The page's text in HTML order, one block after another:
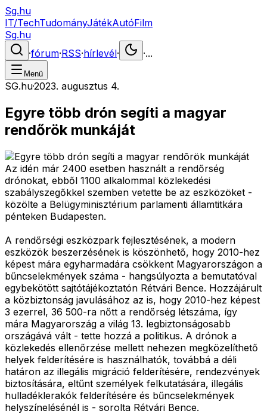
Sg.hu
IT/TechTudományJátékAutóFilm
Sg.hu
·fórum·RSS·hírlevél· ·...
Menü
SG.hu·2023. augusztus 4.
Egyre több drón segíti a magyar
rendőrök munkáját
Az idén már 2400 esetben használt a rendőrség
drónokat, ebből 1100 alkalommal közlekedési
szabályszegőkkel szemben vetette be az eszközöket -
közölte a Belügyminisztérium parlamenti államtitkára
pénteken Budapesten.
A rendőrségi eszközpark fejlesztésének, a modern
eszközök beszerzésének is köszönhető, hogy 2010-hez
képest mára egyharmadára csökkent Magyarországon a
bűncselekmények száma - hangsúlyozta a bemutatóval
egybekötött sajtótájékoztatón Rétvári Bence. Hozzájárult
a közbiztonság javulásához az is, hogy 2010-hez képest
3 ezerrel, 36 500-ra nőtt a rendőrség létszáma, így
mára Magyarország a világ 13. legbiztonságosabb
országává vált - tette hozzá a politikus. A drónok a
közlekedés ellenőrzése mellett nehezen megközelíthető
helyek felderítésére is használhatók, továbbá a déli
határon az illegális migráció felderítésére, rendezvények
biztosítására, eltűnt személyek felkutatására, illegális
hulladéklerakók felderítésére és bűncselekmények
helyszínelésénél is - sorolta Rétvári Bence.